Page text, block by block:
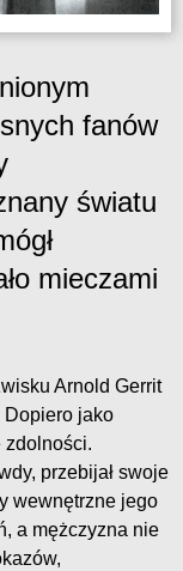
fanów
światu
mieczami
Arnold Gerrit
Dopiero jako
zdolności.
przebijał swoje
wewnętrzne jego
a mężczyzna nie